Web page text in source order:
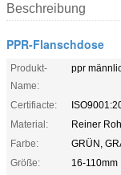
Beschreibung
PPR-Flanschdose
Produkt-
Name:
ppr
Certifiacte:
Material:
Reiner
Farbe:
GRÜN,
Größe:
16-110mm